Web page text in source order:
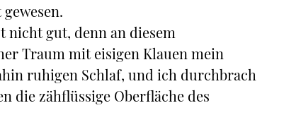
nicht gut, denn an diesem
Traum mit eisigen Klauen mein
ruhigen Schlaf, und ich durchbrach
die zähflüssige Oberfläche des